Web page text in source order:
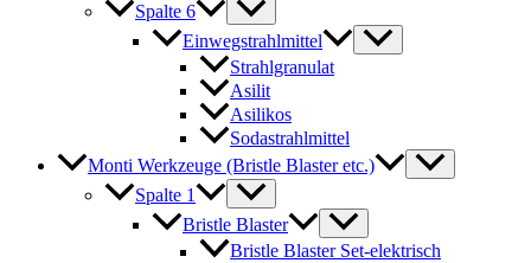
Spalte 6
Einwegstrahlmittel
Strahlgranulat
Asilit
Asilikos
Sodastrahlmittel
Monti Werkzeuge (Bristle Blaster etc.)
Spalte 1
Bristle Blaster
Bristle Blaster Set-elektrisch